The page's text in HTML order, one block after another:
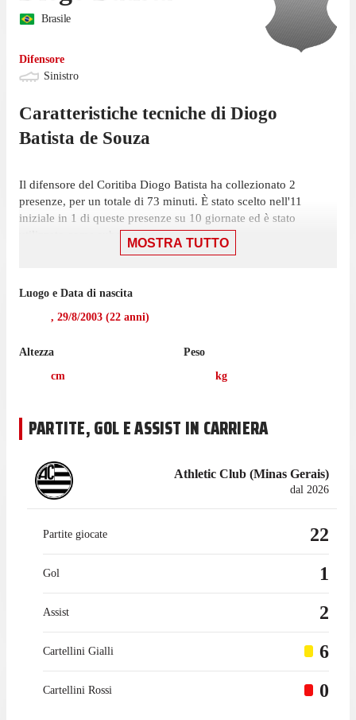
Brasile
Difensore
Sinistro
Caratteristiche tecniche di Diogo
Batista de Souza
Il difensore del Coritiba Diogo Batista ha collezionato 2
presenze, per un totale di 73 minuti. È stato scelto nell'11
iniziale in 1 di queste presenze su 10 giornate ed è stato
utilizzato come subentrato in 1 occasione.
realizzando 1 gol.
Il difensore è tornato a giocare per il Coritiba nel novembre
collezionato 8 presenze in campionato.
MOSTRA TUTTO
Luogo e Data di nascita
, 29/8/2003 (22 anni)
Altezza
cm
Peso
kg
PARTITE, GOL E ASSIST IN CARRIERA
Athletic Club (Minas Gerais)
dal 2026
Partite giocate 22
Gol 1
Assist 2
Cartellini Gialli 6
Cartellini Rossi 0